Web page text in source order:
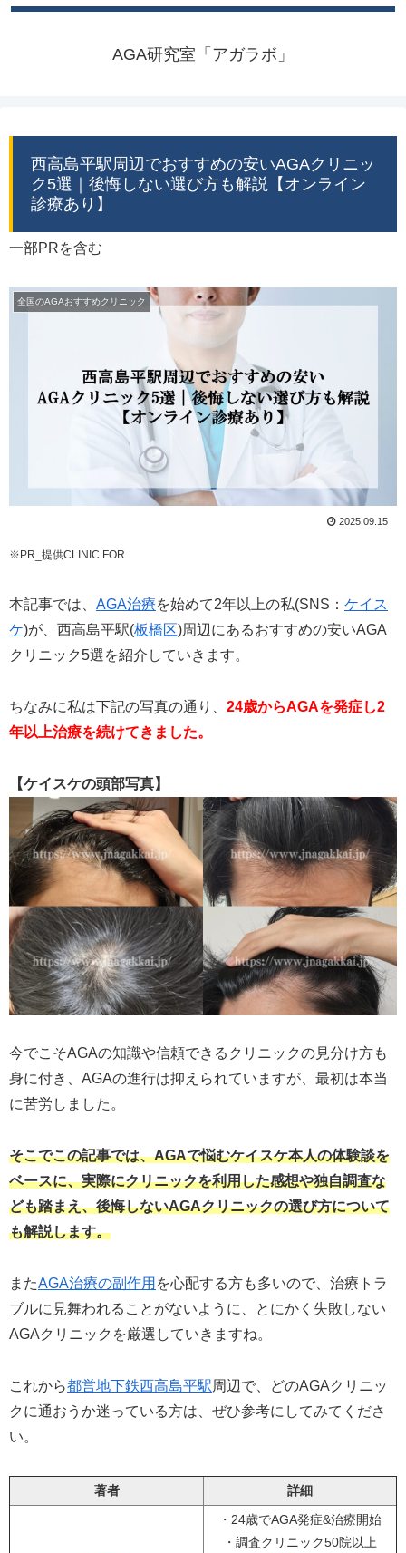
AGA研究室「アガラボ」
西高島平駅周辺でおすすめの安いAGAクリニッ
ク5選｜後悔しない選び方も解説【オンライン
診療あり】
一部PRを含む
全国のAGAおすすめクリニック
2025.09.15
※PR_提供CLINIC FOR
本記事では、 AGA治療を始めて2年以上の私(SNS： ケイス
ケ)が、西高島平駅(板橋区)周辺にあるおすすめの安いAGA
クリニック5選を紹介していきます。
ちなみに私は下記の写真の通り、 24歳からAGAを発症し2
年以上治療を続けてきました。
【ケイスケの頭部写真】
今でこそAGAの知識や信頼できるクリニックの見分け方も
身に付き、AGAの進行は抑えられていますが、最初は本当
に苦労しました。
そこでこの記事では、AGAで悩むケイスケ本人の体験談を
ベースに、実際にクリニックを利用した感想や独自調査な
ども踏まえ、後悔しないAGAクリニックの選び方について
も解説します。
またAGA治療の副作用 を心配する方も多いので、治療トラ
ブルに見舞われることがないように、とにかく失敗しない
AGAクリニックを厳選していきますね。
これから都営地下鉄西高島平駅周辺で、どのAGAクリニッ
クに通おうか迷っている方は、ぜひ参考にしてみてくださ
い。
著者 詳細
・24歳でAGA発症&治療開始
・調査クリニック50院以上